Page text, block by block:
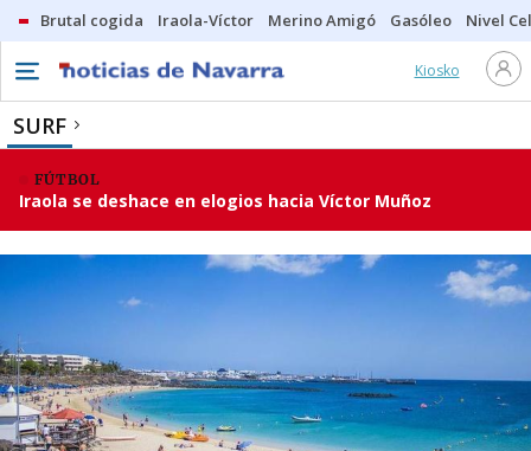
Brutal cogida Iraola-Víctor Merino Amigó Gasóleo Nivel
Kiosko
SURF
FÚTBOL
Iraola se deshace en elogios hacia Víctor Muñoz